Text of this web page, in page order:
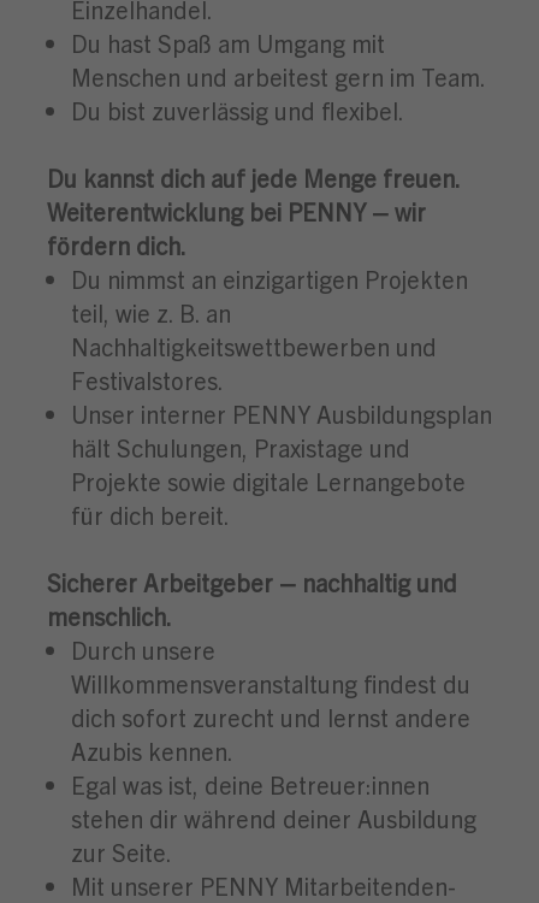
Einzelhandel.
Du hast Spaß am Umgang mit
Menschen und arbeitest gern im Team.
Du bist zuverlässig und flexibel.
Du kannst dich auf jede Menge freuen.
Weiterentwicklung bei PENNY – wir
fördern dich.
Du nimmst an einzigartigen Projekten
teil, wie z. B. an
Nachhaltigkeitswettbewerben und
Festivalstores.
Unser interner PENNY Ausbildungsplan
hält Schulungen, Praxistage und
Projekte sowie digitale Lernangebote
für dich bereit.
Sicherer Arbeitgeber – nachhaltig und
menschlich.
Durch unsere
Willkommensveranstaltung findest du
dich sofort zurecht und lernst andere
Azubis kennen.
Egal was ist, deine Betreuer:innen
stehen dir während deiner Ausbildung
zur Seite.
Mit unserer PENNY Mitarbeitenden-